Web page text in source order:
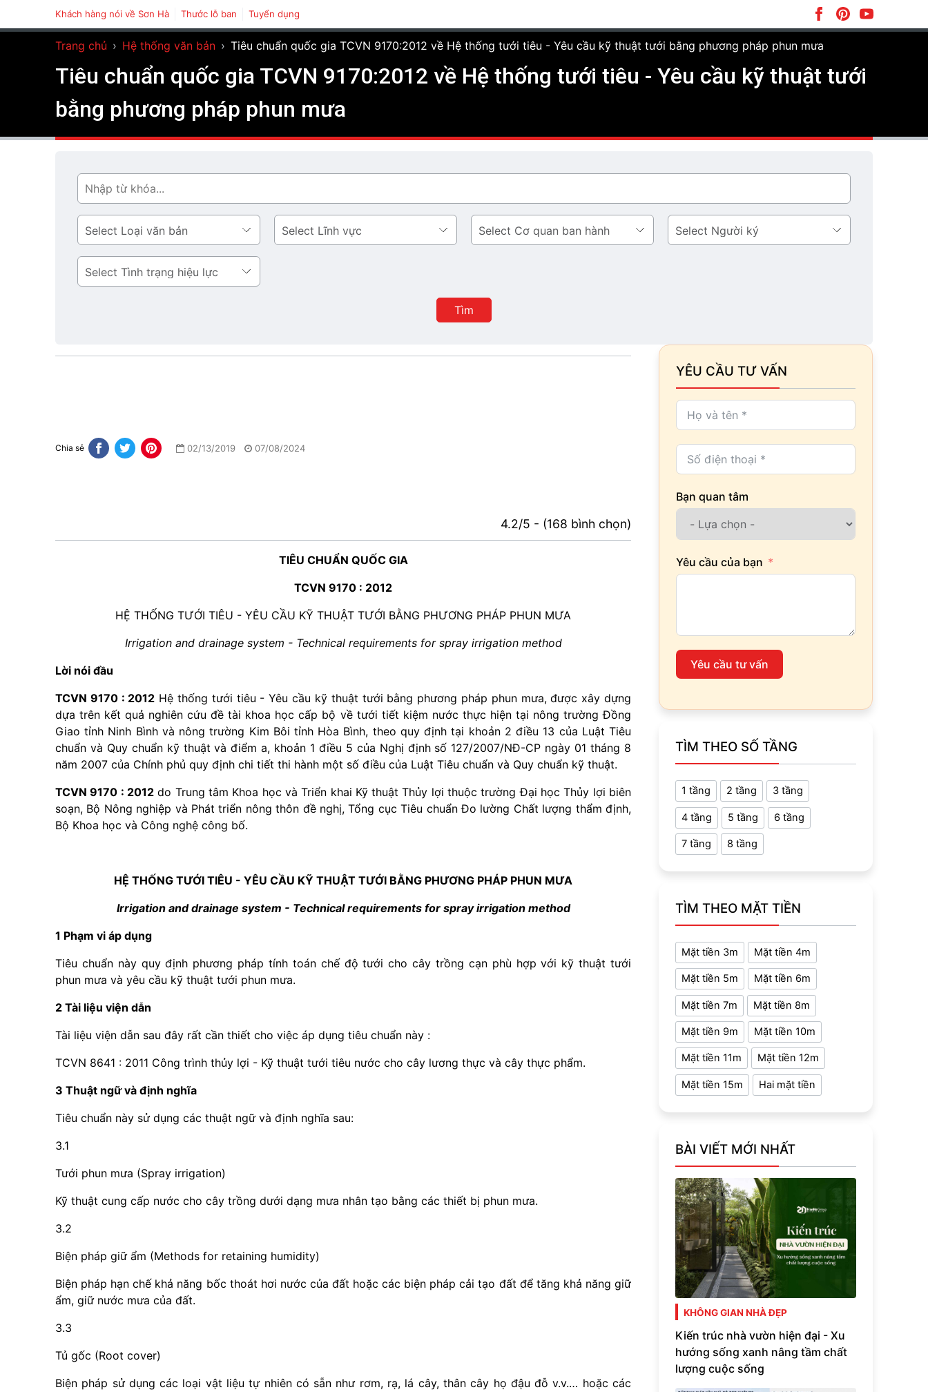
Khách hàng nói về Sơn Hà Thước lỗ ban Tuyển dụng
Trang chủ › Hệ thống văn bản › Tiêu chuẩn quốc gia TCVN 9170:2012 về Hệ thống tưới tiêu - Yêu cầu kỹ thuật tưới bằng phương pháp phun mưa
Tiêu chuẩn quốc gia TCVN 9170:2012 về Hệ thống tưới tiêu - Yêu cầu kỹ thuật tưới
bằng phương pháp phun mưa
Tìm
Loại
văn
bản
Lĩnh
vực
Cơ
quan
Người
ký
Tình
trạng
Tìm
Chia sẻ 02/13/2019 07/08/2024
4.2/5 - (168 bình chọn)
TIÊU CHUẨN QUỐC GIA
TCVN 9170 : 2012
HỆ THỐNG TƯỚI TIÊU - YÊU CẦU KỸ THUẬT TƯỚI BẰNG PHƯƠNG PHÁP PHUN MƯA
Irrigation and drainage system - Technical requirements for spray irrigation method
Lời nói đầu
TCVN 9170 : 2012 Hệ thống tưới tiêu - Yêu cầu kỹ thuật tưới bằng phương pháp phun mưa, được xây dựng
dựa trên kết quả nghiên cứu đề tài khoa học cấp bộ về tưới tiết kiệm nước thực hiện tại nông trường Đồng
Giao tỉnh Ninh Bình và nông trường Kim Bôi tỉnh Hòa Bình, theo quy định tại khoản 2 điều 13 của Luật Tiêu
chuẩn và Quy chuẩn kỹ thuật và điểm a, khoản 1 điều 5 của Nghị định số 127/2007/NĐ-CP ngày 01 tháng 8
năm 2007 của Chính phủ quy định chi tiết thi hành một số điều của Luật Tiêu chuẩn và Quy chuẩn kỹ thuật.
TCVN 9170 : 2012do Trung tâm Khoa học và Triển khai Kỹ thuật Thủy lợi thuộc trường Đại học Thủy lợi biên
soạn, Bộ Nông nghiệp và Phát triển nông thôn đề nghị, Tổng cục Tiêu chuẩn Đo lường Chất lượng thẩm định,
Bộ Khoa học và Công nghệ công bố.
HỆ THỐNG TƯỚI TIÊU - YÊU CẦU KỸ THUẬT TƯỚI BẰNG PHƯƠNG PHÁP PHUN MƯA
Irrigation and drainage system - Technical requirements for spray irrigation method
1 Phạm vi áp dụng
Tiêu chuẩn này quy định phương pháp tính toán chế độ tưới cho cây trồng cạn phù hợp với kỹ thuật tưới
phun mưa và yêu cầu kỹ thuật tưới phun mưa.
2 Tài liệu viện dẫn
Tài liệu viện dẫn sau đây rất cần thiết cho việc áp dụng tiêu chuẩn này :
TCVN 8641 : 2011 Công trình thủy lợi - Kỹ thuật tưới tiêu nước cho cây lương thực và cây thực phẩm.
3 Thuật ngữ và định nghĩa
Tiêu chuẩn này sử dụng các thuật ngữ và định nghĩa sau:
3.1
Tưới phun mưa (Spray irrigation)
Kỹ thuật cung cấp nước cho cây trồng dưới dạng mưa nhân tạo bằng các thiết bị phun mưa.
3.2
Biện pháp giữ ẩm (Methods for retaining humidity)
Biện pháp hạn chế khả năng bốc thoát hơi nước của đất hoặc các biện pháp cải tạo đất để tăng khả năng giữ
ẩm, giữ nước mưa của đất.
3.3
Tủ gốc (Root cover)
Biện pháp sử dụng các loại vật liệu tự nhiên có sẵn như rơm, rạ, lá cây, thân cây họ đậu đỗ v.v.… hoặc các
YÊU CẦU TƯ VẤN
Bạn quan tâm
Yêu cầu của bạn
Yêu cầu tư vấn
TÌM THEO SỐ TẦNG
1 tầng 2 tầng 3 tầng
4 tầng 5 tầng 6 tầng
7 tầng 8 tầng
TÌM THEO MẶT TIỀN
Mặt tiền 3m Mặt tiền 4m
Mặt tiền 5m Mặt tiền 6m
Mặt tiền 7m Mặt tiền 8m
Mặt tiền 9m Mặt tiền 10m
Mặt tiền 11m Mặt tiền 12m
Mặt tiền 15m Hai mặt tiền
BÀI VIẾT MỚI NHẤT
KHÔNG GIAN NHÀ ĐẸP
Kiến trúc nhà vườn hiện đại - Xu
hướng sống xanh nâng tầm chất
lượng cuộc sống